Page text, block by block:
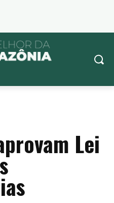
Lei